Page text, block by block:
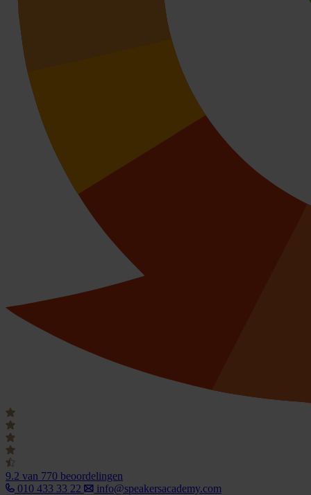
9.2 van 770 beoordelingen
010 433 33 22
info@speakersacademy.com